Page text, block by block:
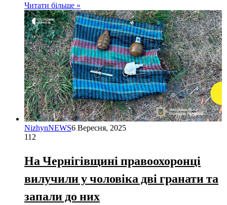
Читати більше »
NizhynNEWS6 Вересня, 2025
112
На Чернігівщині правоохоронці
вилучили у чоловіка дві гранати та
запали до них